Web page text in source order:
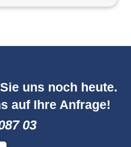
uns noch heute.
auf Ihre Anfrage!
03